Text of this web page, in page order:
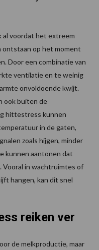
voordat het extreem
ontstaan op het moment
Door een combinatie van
ventilatie en te weinig
onvoldoende kwijt.
ook buiten de
hittestress kunnen
in de gaten,
zoals hijgen, minder
kunnen aantonen dat
in wachtruimtes of
hangen, kan dit snel
reiken ver
de melkproductie, maar